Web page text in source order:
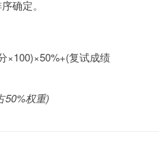
确定。
×100)×50%+(复试成绩
50%权重)